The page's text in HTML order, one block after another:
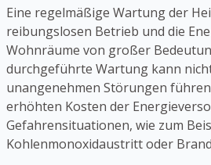
Eine regelmäßige Wartung der
reibungslosen Betrieb und die
Wohnräume von großer
durchgeführte Wartung kann
unangenehmen Störungen
erhöhten Kosten der
Gefahrensituationen, wie zum
Kohlenmonoxidaustritt oder